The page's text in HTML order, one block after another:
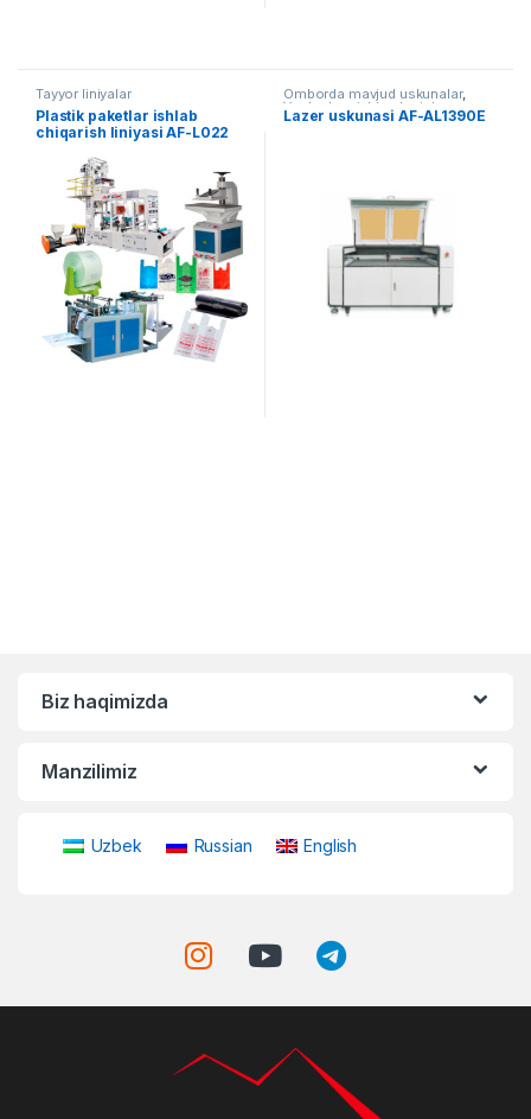
Tayyor liniyalar
Plastik paketlar ishlab
chiqarish liniyasi AF-L022
Omborda mavjud uskunalar,
Yog'ochga ishlov berish
Lazer uskunasi AF-AL1390E
Biz haqimizda
Manzilimiz
Uzbek Russian English